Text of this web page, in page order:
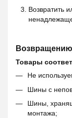
Возвратить
Товары
Не
Шины с
Шины,
монтажа;